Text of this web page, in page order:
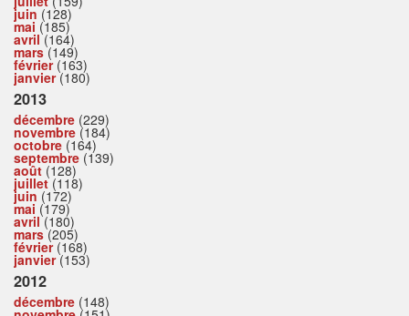
juin (128)
mai (185)
avril(164)
mars(149)
février(163)
janvier(180)
2013
décembre (229)
novembre (184)
octobre (164)
septembre (139)
août (128)
juillet(118)
juin (172)
mai (179)
avril(180)
mars(205)
février(168)
janvier(153)
2012
décembre (148)